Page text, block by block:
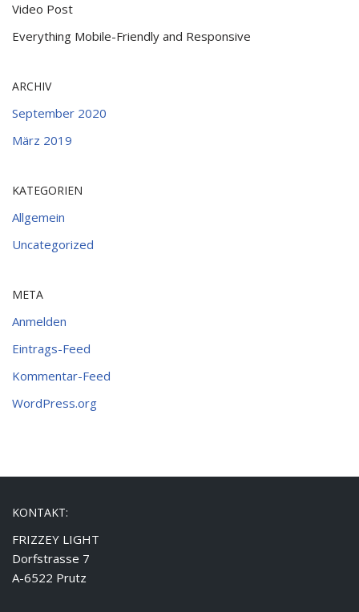
Video Post
Everything Mobile-Friendly and Responsive
ARCHIV
September 2020
März 2019
KATEGORIEN
Allgemein
Uncategorized
META
Anmelden
Eintrags-Feed
Kommentar-Feed
WordPress.org
KONTAKT:
FRIZZEY LIGHT
Dorfstrasse 7
A-6522 Prutz